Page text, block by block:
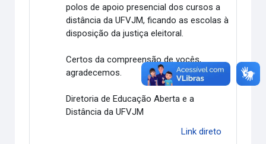
polos de apoio presencial dos cursos a
distância da UFVJM, ficando as escolas à
disposição da justiça eleitoral.
Certos da compreensão de vocês,
agradecemos.
Diretoria de Educação Aberta e a
Distância da UFVJM
Link direto